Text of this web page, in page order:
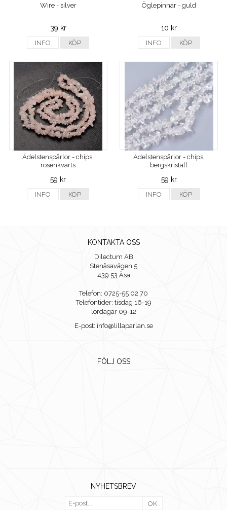
Wire - silver
39 kr
INFO KÖP
Öglepinnar - guld
10 kr
INFO KÖP
Ädelstenspärlor - chips,
rosenkvarts
59 kr
INFO KÖP
Ädelstenspärlor - chips,
bergskristall
59 kr
INFO KÖP
KONTAKTA OSS
Dilectum AB
Stenåsavägen 5
439 53 Åsa
Telefon: 0725-55 02 70
Telefontider: tisdag 16-19
lördagar 09-12
E-post: info@lillaparlan.se
FÖLJ OSS
NYHETSBREV
OK